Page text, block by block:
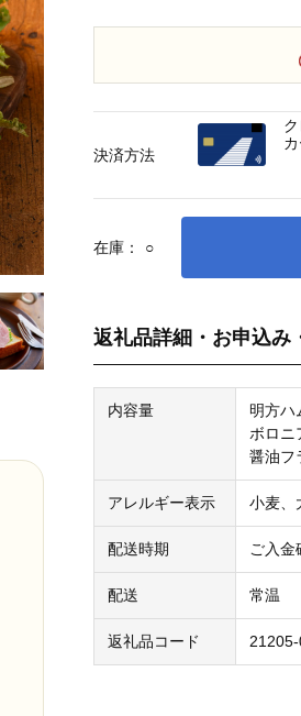
在庫： ○
返礼品詳細・お申込み
内容量
明方ハ
ボロニ
醤油フ
アレルギー表示 小麦、
配送時期 ご入金
配送 常温
返礼品コード
決済方法